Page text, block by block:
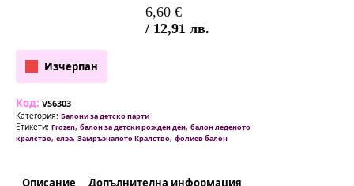
6,60 €
/ 12,91 лв.
Изчерпан
Код: VS6303
Категория: Балони за детско парти
Етикети: Frozen, балон за детски рожден ден, балон леденото
кралство, елза, Замръзналото Кралство, фолиев балон
Описание Допълнителна информация